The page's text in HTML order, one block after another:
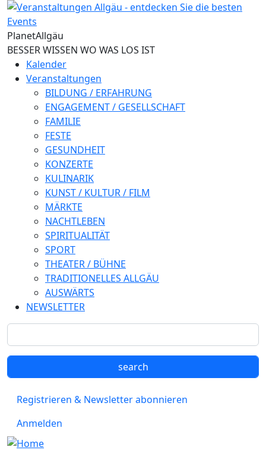
Direkt zum Inhalt
PlanetAllgäu
BESSER WISSEN WO WAS LOS IST
Kalender
Veranstaltungen
BILDUNG / ERFAHRUNG
ENGAGEMENT / GESELLSCHAFT
FAMILIE
FESTE
GESUNDHEIT
KONZERTE
KULINARIK
KUNST / KULTUR / FILM
MÄRKTE
NACHTLEBEN
SPIRITUALITÄT
SPORT
THEATER / BÜHNE
TRADITIONELLES ALLGÄU
AUSWÄRTS
NEWSLETTER
Registrieren & Newsletter abonnieren
Anmelden